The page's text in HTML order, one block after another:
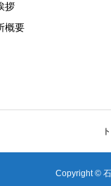
拶
概要
Copyright ©